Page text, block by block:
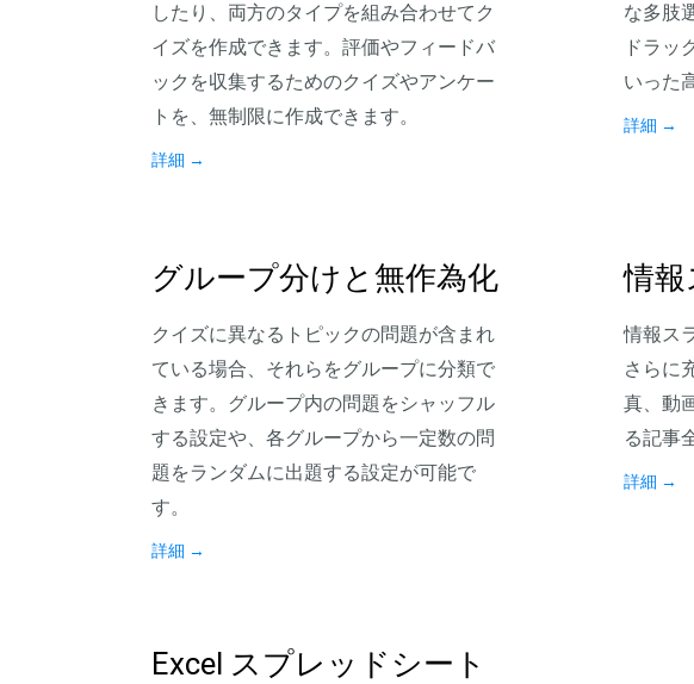
したり、両方のタイプを組み合わせてク
イズを作成できます。評価やフィードバ
ックを収集するためのクイズやアンケー
トを、無制限に作成できます。
詳細 →
な多肢
ドラッ
いった
詳細 →
グループ分けと無作為化
クイズに異なるトピックの問題が含まれ
ている場合、それらをグループに分類で
きます。グループ内の問題をシャッフル
する設定や、各グループから一定数の問
題をランダムに出題する設定が可能で
す。
詳細 →
情報
情報ス
さらに
真、動
る記事
詳細 →
Excel スプレッドシート